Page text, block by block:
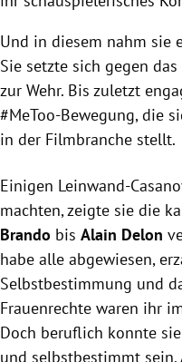
Und in diesem nahm sie
Sie setzte sich gegen
zur Wehr. Bis zuletzt
#MeToo-Bewegung, die
in der Filmbranche stellt.
Einigen Leinwand-
machten, zeigte sie die
Brando bis Alain Delon
habe alle abgewiesen,
Selbstbestimmung und
Frauenrechte waren ihr
Doch beruflich konnte
und selbstbestimmt